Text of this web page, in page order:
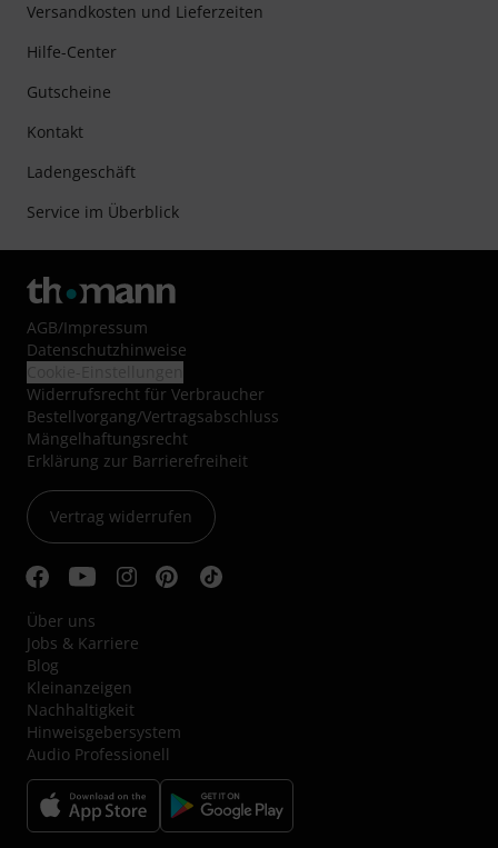
Versandkosten und Lieferzeiten
Hilfe-Center
Gutscheine
Kontakt
Ladengeschäft
Service im Überblick
AGB/Impressum
Datenschutzhinweise
Widerrufsrecht für Verbraucher
Bestellvorgang/Vertragsabschluss
Mängelhaftungsrecht
Erklärung zur Barrierefreiheit
Vertrag widerrufen
Über uns
Jobs & Karriere
Blog
Kleinanzeigen
Nachhaltigkeit
Hinweisgebersystem
Audio Professionell